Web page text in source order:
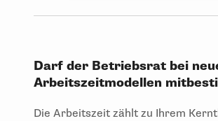
Darf der Betriebsrat bei
Arbeitszeitmodellen
Die Arbeitszeit zählt zu Ihrem